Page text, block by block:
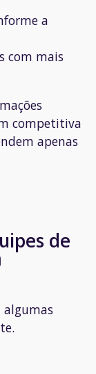
a
com mais
competitiva
apenas
de